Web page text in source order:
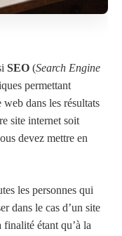
SEO (Search Engine
permettant
web dans les résultats
site internet soit
devez mettre en
les personnes qui
dans le cas d’un site
étant qu’à la